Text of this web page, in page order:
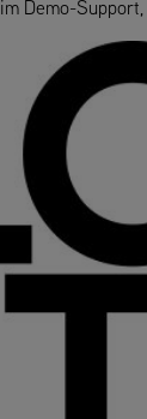
Demo-